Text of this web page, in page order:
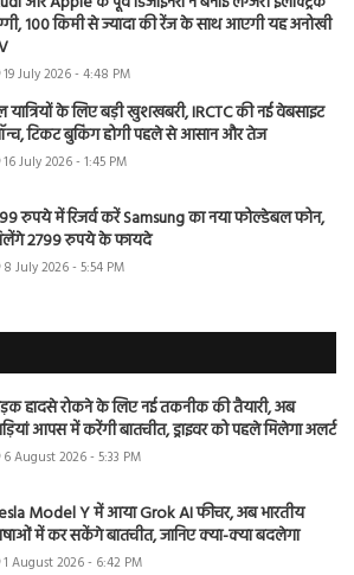
100 किमी से ज्यादा की रेंज के साथ आएगी यह अनोखी
19 July 2026 - 4:48 PM
यात्रियों के लिए बड़ी खुशखबरी, IRCTC की नई वेबसाइट
टिकट बुकिंग होगी पहले से आसान और तेज
16 July 2026 - 1:45 PM
रुपये में रिजर्व करें Samsung का नया फोल्डेबल फोन,
2799 रुपये के फायदे
8 July 2026 - 5:54 PM
हादसे रोकने के लिए नई तकनीक की तैयारी, अब
आपस में करेंगी बातचीत, ड्राइवर को पहले मिलेगा अलर्ट
6 August 2026 - 5:33 PM
Model Y में आया Grok AI फीचर, अब भारतीय
में कर सकेंगे बातचीत, जानिए क्या-क्या बदलेगा
1 August 2026 - 6:42 PM